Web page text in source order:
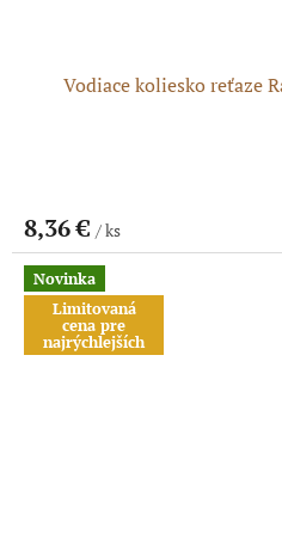
Vodiace koliesko reťaze
8,36 € / ks
Novinka
Limitovaná
cena pre
najrýchlejších